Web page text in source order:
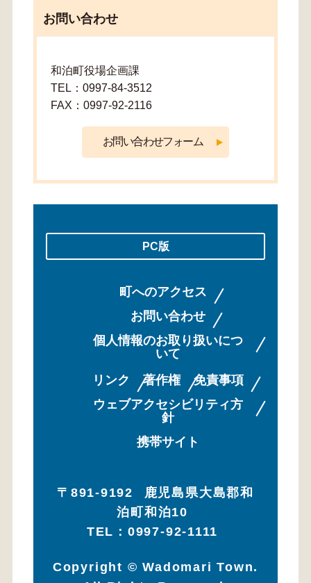
お問い合わせ
和泊町役場企画課
TEL：0997-84-3512
FAX：0997-92-2116
PC版
町へのアクセス
お問い合わせ
個人情報のお取り扱いにつ
いて
リンク
著作権
免責事項
ウェブアクセシビリティ方
針
携帯サイト
〒891-9192
鹿児島県大島郡和
泊町和泊10
TEL：0997-92-1111
Copyright © Wadomari Town.